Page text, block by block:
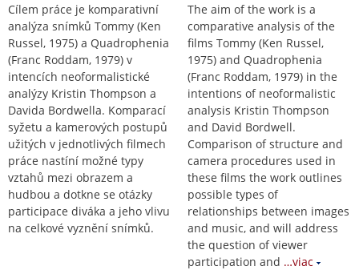
Cílem práce je komparativní
analýza snímků Tommy (Ken
Russel, 1975) a Quadrophenia
(Franc Roddam, 1979) v
intencích neoformalistické
analýzy Kristin Thompson a
Davida Bordwella. Komparací
syžetu a kamerových postupů
užitých v jednotlivých filmech
práce nastíní možné typy
vztahů mezi obrazem a
hudbou a dotkne se otázky
participace diváka a jeho vlivu
na celkové vyznění snímků.
The aim of the work is a
comparative analysis of the
films Tommy (Ken Russel,
1975) and Quadrophenia
(Franc Roddam, 1979) in the
intentions of neoformalistic
analysis Kristin Thompson
and David Bordwell.
Comparison of structure and
camera procedures used in
these films the work outlines
possible types of
relationships between images
and music, and will address
the question of viewer
participation and …viac